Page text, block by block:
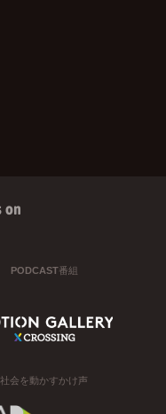
on
PODCAST番組
社会を動かすかけ声